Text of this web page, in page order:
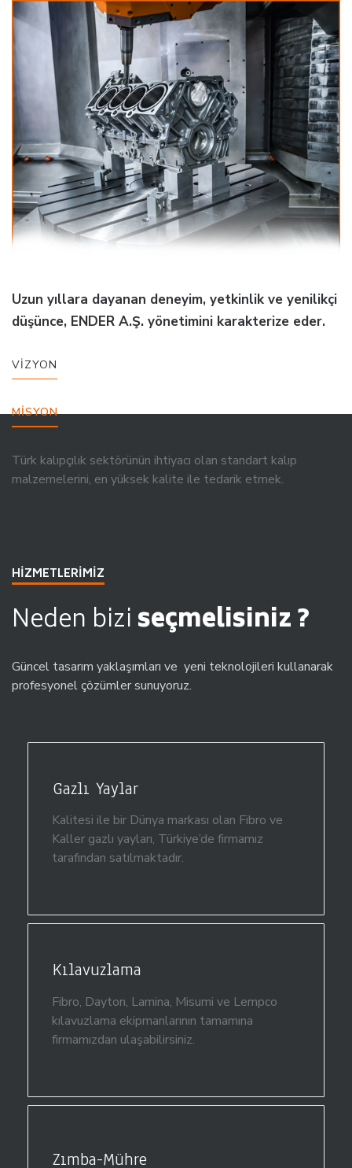
Uzun yıllara dayanan deneyim, yetkinlik ve yenilikçi
düşünce, ENDER A.Ş. yönetimini karakterize eder.
VİZYON
MİSYON
Türk kalıpçılık sektörünün ihtiyacı olan standart kalıp
malzemelerini, en yüksek kalite ile tedarik etmek.
HİZMETLERİMİZ
Neden biziseçmelisiniz ?
Güncel tasarım yaklaşımları ve yeni teknolojileri kullanarak
profesyonel çözümler sunuyoruz.
Gazlı Yaylar
Kalitesi ile bir Dünya markası olan Fibro ve
Kaller gazlı yayları, Türkiye’de firmamız
tarafından satılmaktadır.
Kılavuzlama
Fibro, Dayton, Lamina, Misumi ve Lempco
kılavuzlama ekipmanlarının tamamına
firmamızdan ulaşabilirsiniz.
Zımba-Mühre